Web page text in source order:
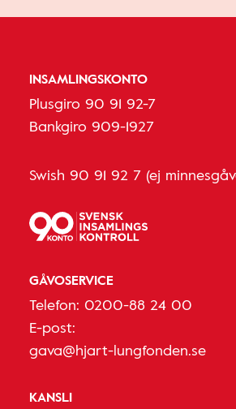
INSAMLINGSKONTO
Plusgiro 90 91 92-7
Bankgiro 909-1927
Swish 90 91 92 7 (ej
GÅVOSERVICE
Telefon: 0200-88 24 00
E-post:
gava@hjart-lungfonden.se
KANSLI